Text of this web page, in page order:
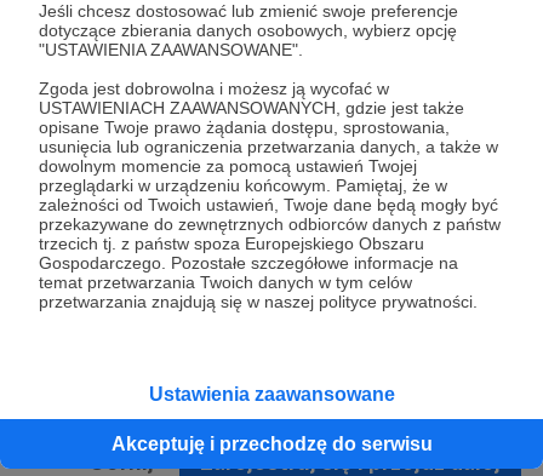
Jeśli chcesz dostosować lub zmienić swoje preferencje
dotyczące zbierania danych osobowych, wybierz opcję
"USTAWIENIA ZAAWANSOWANE".
Zgoda jest dobrowolna i możesz ją wycofać w
USTAWIENIACH ZAAWANSOWANYCH, gdzie jest także
opisane Twoje prawo żądania dostępu, sprostowania,
usunięcia lub ograniczenia przetwarzania danych, a także w
dowolnym momencie za pomocą ustawień Twojej
przeglądarki w urządzeniu końcowym. Pamiętaj, że w
zależności od Twoich ustawień, Twoje dane będą mogły być
przekazywane do zewnętrznych odbiorców danych z państw
trzecich tj. z państw spoza Europejskiego Obszaru
Gospodarczego. Pozostałe szczegółowe informacje na
temat przetwarzania Twoich danych w tym celów
przetwarzania znajdują się w naszej polityce prywatności.
Ustawienia zaawansowane
Akceptuję i przechodzę do serwisu
* Zapoznałem się i akceptujęRegulaminserwisu oraz
* Wyrażam zgodę na przetwarzanie moich danych
osobowych podanych w formularzu rejestracyjnym w celu
prawidłowego świadczenia usług serwisu Patronite.
Wyrażam zgodę na otrzymywanie drogą elektroniczną
informacji handlowych - newslettera. Opcja ta może zostać
zmieniona w ustawieniach konta.
Zarejestruj się i przejdź dalej